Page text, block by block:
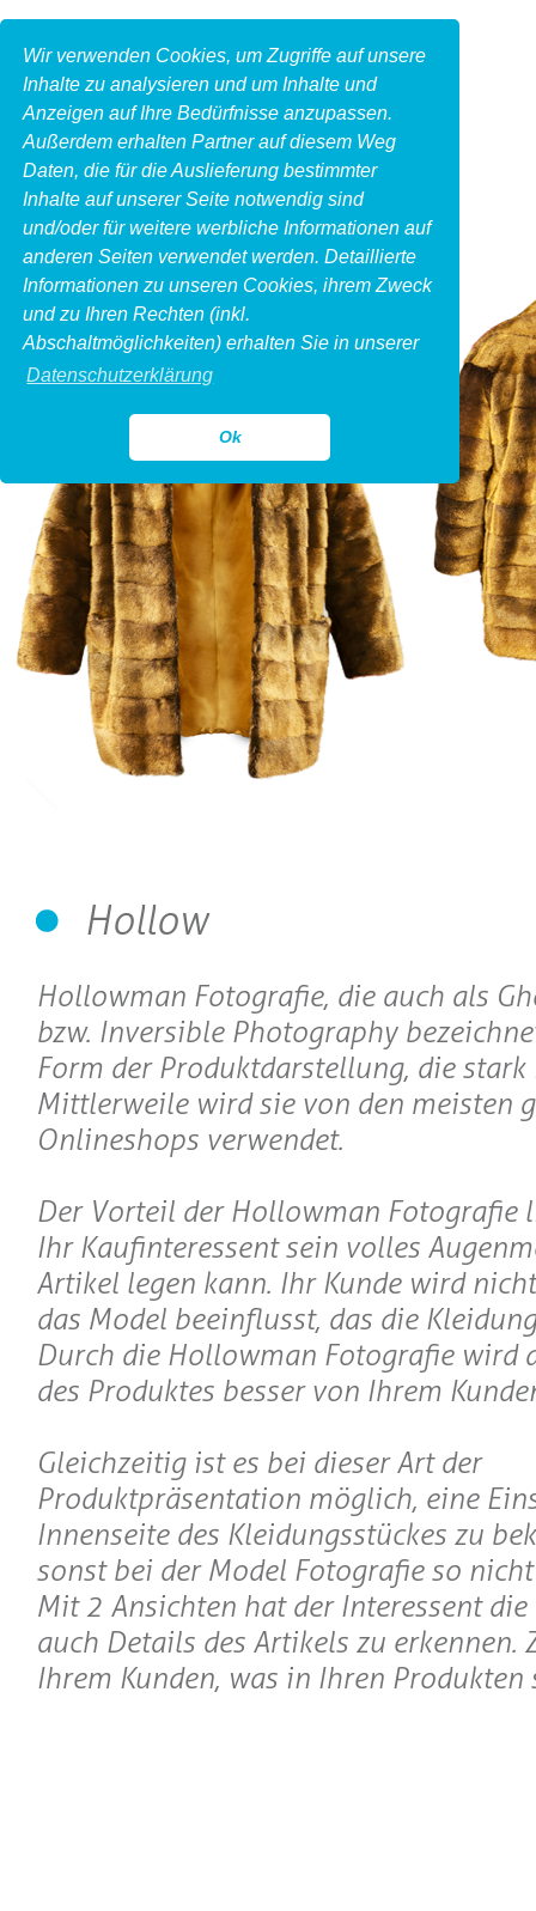
Wir verwenden Cookies, um Zugriffe auf unsere
Inhalte zu analysieren und um Inhalte und
Anzeigen auf Ihre Bedürfnisse anzupassen.
Außerdem erhalten Partner auf diesem Weg
Daten, die für die Auslieferung bestimmter
Inhalte auf unserer Seite notwendig sind
und/oder für weitere werbliche Informationen auf
anderen Seiten verwendet werden. Detaillierte
Informationen zu unseren Cookies, ihrem Zweck
und zu Ihren Rechten (inkl.
Abschaltmöglichkeiten) erhalten Sie in unserer
Datenschutzerklärung
Ok
Hollow
Hollowman Fotografie, die auch als
bzw. Inversible Photography
Form der Produktdarstellung, die stark
Mittlerweile wird sie von den meisten
Onlineshops verwendet.
Der Vorteil der Hollowman Fotografie
Ihr Kaufinteressent sein volles
Artikel legen kann. Ihr Kunde wird
das Model beeinflusst, das die
Durch die Hollowman Fotografie wird
des Produktes besser von Ihrem
Gleichzeitig ist es bei dieser Art der
Produktpräsentation möglich, eine
Innenseite des Kleidungsstückes zu
sonst bei der Model Fotografie so
Mit 2 Ansichten hat der Interessent
auch Details des Artikels zu erkennen.
Ihrem Kunden, was in Ihren Produkten